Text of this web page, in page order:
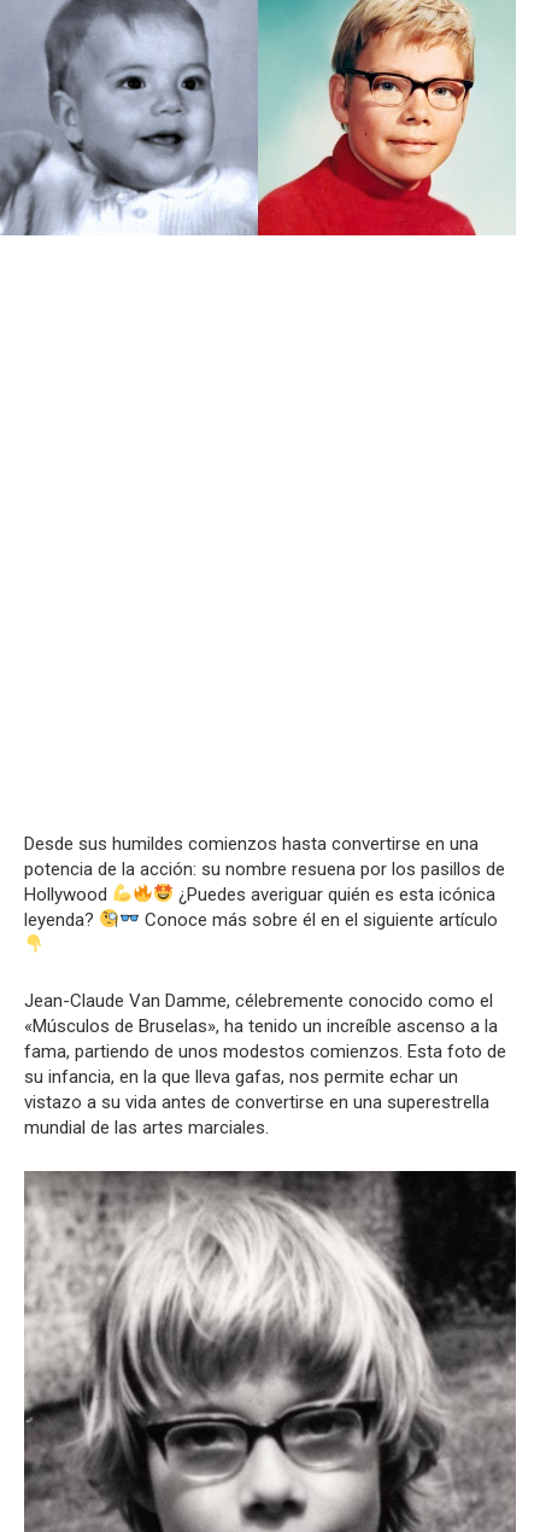
Desde sus humildes comienzos hasta convertirse en una
potencia de la acción: su nombre resuena por los pasillos de
Hollywood
¿Puedes averiguar quién es esta icónica
leyenda?
Conoce más sobre él en el siguiente artículo
Jean-Claude Van Damme, célebremente conocido como el
«Músculos de Bruselas», ha tenido un increíble ascenso a la
fama, partiendo de unos modestos comienzos. Esta foto de
su infancia, en la que lleva gafas, nos permite echar un
vistazo a su vida antes de convertirse en una superestrella
mundial de las artes marciales.